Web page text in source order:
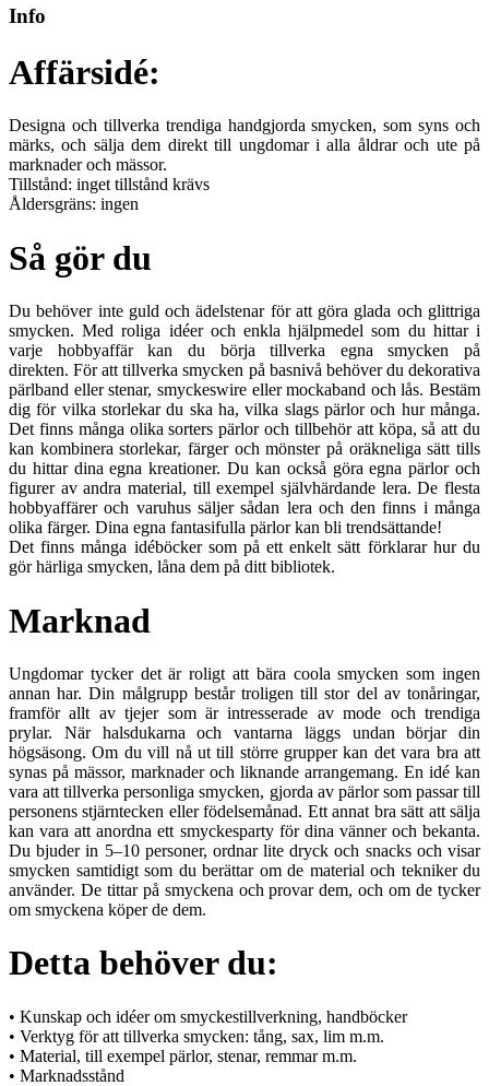
Info
Affärsidé:
Designa och tillverka trendiga handgjorda smycken, som syns och
märks, och sälja dem direkt till ungdomar i alla åldrar och ute på
marknader och mässor.
Tillstånd: inget tillstånd krävs
Åldersgräns: ingen
Så gör du
Du behöver inte guld och ädelstenar för att göra glada och glittriga
smycken. Med roliga idéer och enkla hjälpmedel som du hittar i
varje hobbyaffär kan du börja tillverka egna smycken på
direkten. För att tillverka smycken på basnivå behöver du dekorativa
pärlband eller stenar, smyckeswire eller mockaband och lås. Bestäm
dig för vilka storlekar du ska ha, vilka slags pärlor och hur många.
Det finns många olika sorters pärlor och tillbehör att köpa, så att du
kan kombinera storlekar, färger och mönster på oräkneliga sätt tills
du hittar dina egna kreationer. Du kan också göra egna pärlor och
figurer av andra material, till exempel självhärdande lera. De flesta
hobbyaffärer och varuhus säljer sådan lera och den finns i många
olika färger. Dina egna fantasifulla pärlor kan bli trendsättande!
Det finns många idéböcker som på ett enkelt sätt förklarar hur du
gör härliga smycken, låna dem på ditt bibliotek.
Marknad
Ungdomar tycker det är roligt att bära coola smycken som ingen
annan har. Din målgrupp består troligen till stor del av tonåringar,
framför allt av tjejer som är intresserade av mode och trendiga
prylar. När halsdukarna och vantarna läggs undan börjar din
högsäsong. Om du vill nå ut till större grupper kan det vara bra att
synas på mässor, marknader och liknande arrangemang. En idé kan
vara att tillverka personliga smycken, gjorda av pärlor som passar till
personens stjärntecken eller födelsemånad. Ett annat bra sätt att sälja
kan vara att anordna ett smyckesparty för dina vänner och bekanta.
Du bjuder in 5–10 personer, ordnar lite dryck och snacks och visar
smycken samtidigt som du berättar om de material och tekniker du
använder. De tittar på smyckena och provar dem, och om de tycker
om smyckena köper de dem.
Detta behöver du:
• Kunskap och idéer om smyckestillverkning, handböcker
• Verktyg för att tillverka smycken: tång, sax, lim m.m.
• Material, till exempel pärlor, stenar, remmar m.m.
• Marknadsstånd